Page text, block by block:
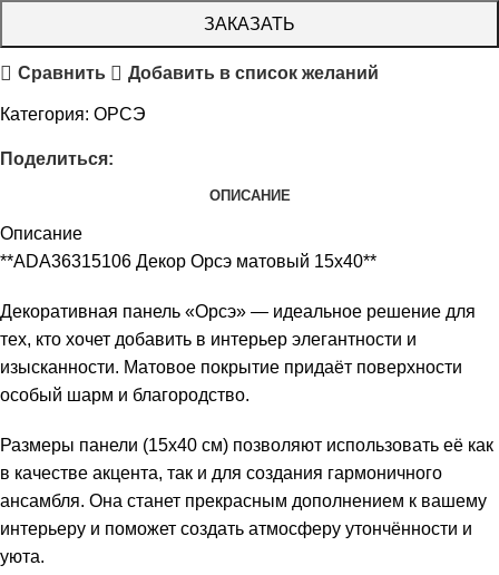
ЗАКАЗАТЬ
Сравнить Добавить в список желаний
Категория: ОРСЭ
Поделиться:
ОПИСАНИЕ
Описание
**ADA36315106 Декор Орсэ матовый 15х40**
Декоративная панель «Орсэ» — идеальное решение для
тех, кто хочет добавить в интерьер элегантности и
изысканности. Матовое покрытие придаёт поверхности
особый шарм и благородство.
Размеры панели (15х40 см) позволяют использовать её как
в качестве акцента, так и для создания гармоничного
ансамбля. Она станет прекрасным дополнением к вашему
интерьеру и поможет создать атмосферу утончённости и
уюта.